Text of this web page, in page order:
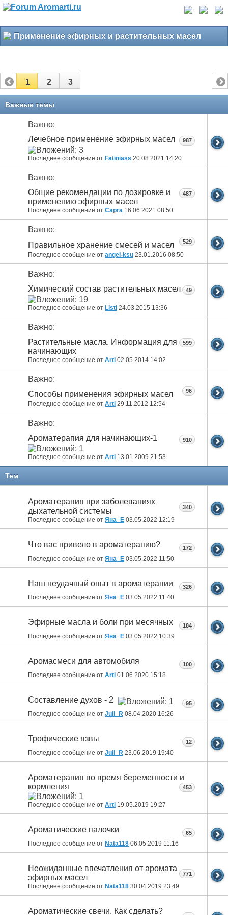
Применение эфирных и растительных масел
1 2 3
Важные темы
Важно:
Лечебное применение эфирных масел
Последнее сообщение от Fatiniass 20.08.2021 14:20
987
Важно:
Общие рекомендации по дозировке и
применению эфирных масел
Последнее сообщение от Capra 16.06.2021 08:50
487
Важно:
Правильное хранение смесей и масел
Последнее сообщение от angel-ksu 23.01.2016 08:50
529
Важно:
Химический состав растительных масел
Последнее сообщение от Listi 24.03.2015 13:36
49
Важно:
Растительные масла. Информация для
начинающих
Последнее сообщение от Arti 02.05.2014 14:02
599
Важно:
Способы применения эфирных масел
Последнее сообщение от Arti 29.11.2012 12:54
96
Важно:
Ароматерапия для начинающих-1
Последнее сообщение от Arti 13.01.2009 21:53
910
Тем
Ароматерапия при заболеваниях
дыхательной системы
Последнее сообщение от Яна_Е 03.05.2022 12:19
340
Что вас привело в ароматерапию?
Последнее сообщение от Яна_Е 03.05.2022 11:50
172
Наш неудачный опыт в ароматерапии
Последнее сообщение от Яна_Е 03.05.2022 11:40
326
Эфирные масла и боли при месячных
Последнее сообщение от Яна_Е 03.05.2022 10:39
184
Аромасмеси для автомобиля
Последнее сообщение от Arti 01.06.2020 15:18
100
Составление духов - 2
Последнее сообщение от Juli_R 08.04.2020 16:26
95
Трофические язвы
Последнее сообщение от Juli_R 23.06.2019 19:40
12
Ароматерапия во время беременности и
кормления
Последнее сообщение от Arti 19.05.2019 19:27
453
Ароматические палочки
Последнее сообщение от Nata118 06.05.2019 11:16
65
Неожиданные впечатления от аромата
эфирных масел
Последнее сообщение от Nata118 30.04.2019 23:49
771
Ароматические свечи. Как сделать?